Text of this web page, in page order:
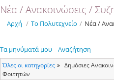
Νέα / Ανακοινώσεις /
Αρχή / Το Πολυτεχνείο / Νέα /
Τα μηνύματά μου Αναζήτηση
Όλες οι κατηγορίες Δημόσιες
Φοιτητών